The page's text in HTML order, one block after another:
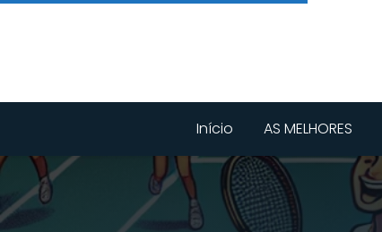
Início AS MELHORES